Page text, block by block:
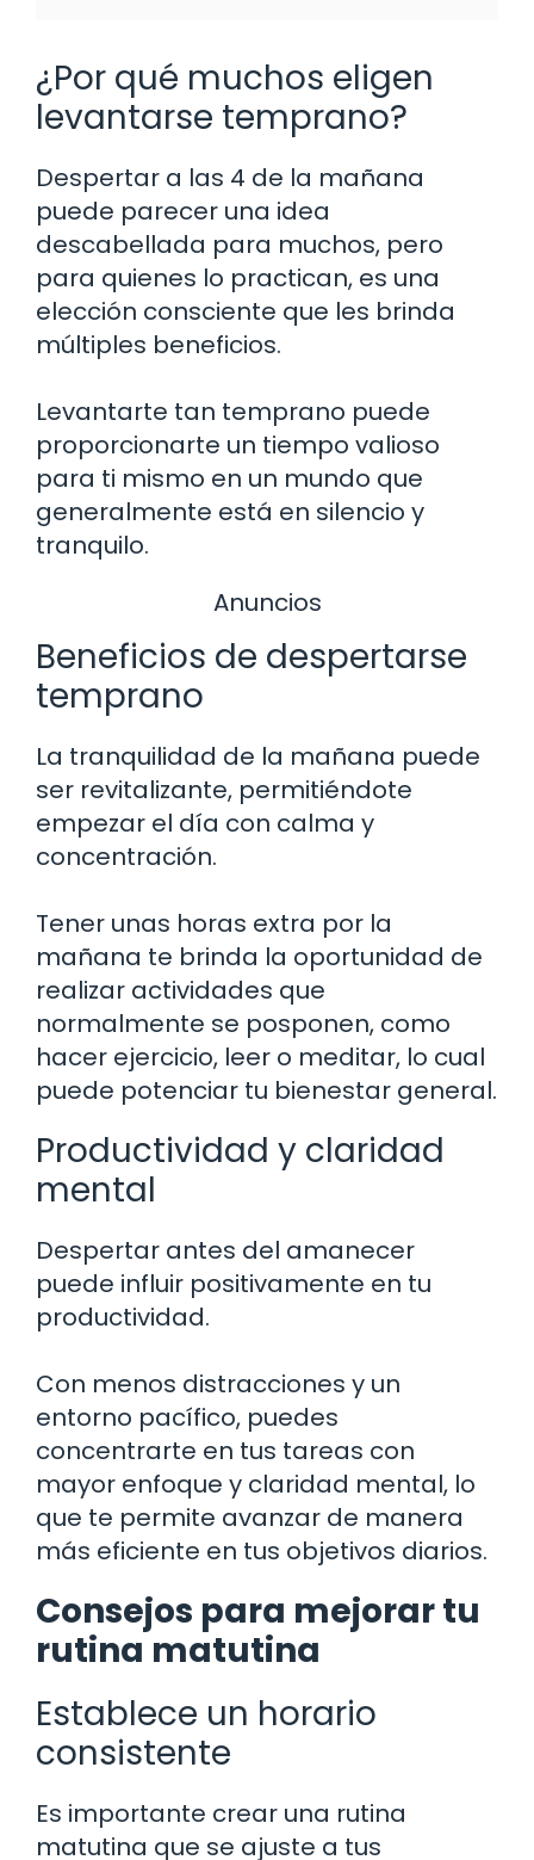
¿Por qué muchos eligen
levantarse temprano?
Despertar a las 4 de la mañana
puede parecer una idea
descabellada para muchos, pero
para quienes lo practican, es una
elección consciente que les brinda
múltiples beneficios.
Levantarte tan temprano puede
proporcionarte un tiempo valioso
para ti mismo en un mundo que
generalmente está en silencio y
tranquilo.
Anuncios
Beneficios de despertarse
temprano
La tranquilidad de la mañana puede
ser revitalizante, permitiéndote
empezar el día con calma y
concentración.
Tener unas horas extra por la
mañana te brinda la oportunidad de
realizar actividades que
normalmente se posponen, como
hacer ejercicio, leer o meditar, lo cual
puede potenciar tu bienestar general.
Productividad y claridad
mental
Despertar antes del amanecer
puede influir positivamente en tu
productividad.
Con menos distracciones y un
entorno pacífico, puedes
concentrarte en tus tareas con
mayor enfoque y claridad mental, lo
que te permite avanzar de manera
más eficiente en tus objetivos diarios.
Consejos para mejorar tu
rutina matutina
Establece un horario
consistente
Es importante crear una rutina
matutina que se ajuste a tus